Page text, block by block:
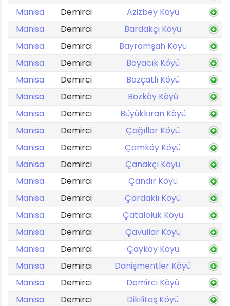
Manisa
Demirci
Azizbey Köyü
Manisa
Demirci
Bardakçı Köyü
Manisa
Demirci
Bayramşah Köyü
Manisa
Demirci
Boyacık Köyü
Manisa
Demirci
Bozçatlı Köyü
Manisa
Demirci
Bozköy Köyü
Manisa
Demirci
Büyükkıran Köyü
Manisa
Demirci
Çağıllar Köyü
Manisa
Demirci
Çamköy Köyü
Manisa
Demirci
Çanakçı Köyü
Manisa
Demirci
Çandır Köyü
Manisa
Demirci
Çardaklı Köyü
Manisa
Demirci
Çataloluk Köyü
Manisa
Demirci
Çavullar Köyü
Manisa
Demirci
Çayköy Köyü
Manisa
Demirci
Danişmentler Köyü
Manisa
Demirci
Demirci Köyü
Manisa
Demirci
Dikilitaş Köyü